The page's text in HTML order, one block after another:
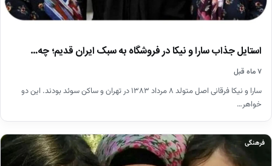
استایل جذاب سارا و نیکا در فروشگاه به سبک ایران قدیم؛ چه…
۷ ماه قبل
سارا و نیکا فرقانی اصل متولد ۸ مرداد ۱۳۸۳ در تهران و ساکن سوئد بودند. این دو
خواهر…
فرهنگی